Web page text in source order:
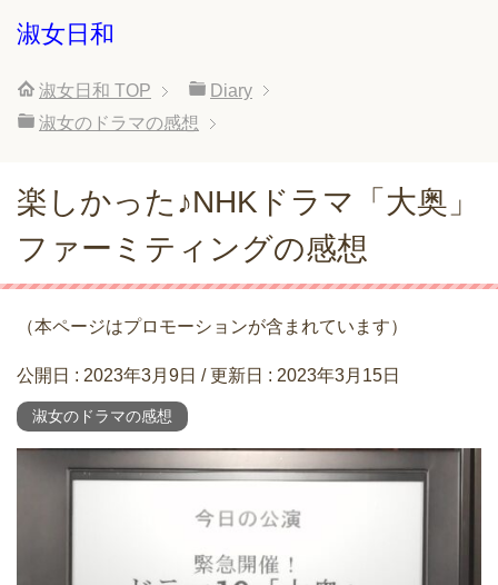
淑女日和
淑女日和 TOP
Diary
淑女のドラマの感想
楽しかった♪NHKドラマ「大奥」
ファーミティングの感想
（本ページはプロモーションが含まれています）
公開日 : 2023年3月9日 / 更新日 : 2023年3月15日
淑女のドラマの感想